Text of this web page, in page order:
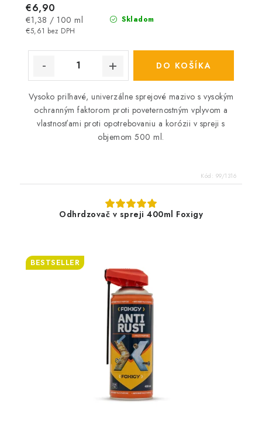
Skladom
€5,61 bez DPH
€6,90
Jednotková
cena:
€1,38 / 100 ml
DO KOŠÍKA
Vysoko priľnavé, univerzálne sprejové mazivo s vysokým
ochranným faktorom proti poveternostným vplyvom a
vlastnosťami proti opotrebovaniu a korózii v spreji s
objemom 500 ml.
Kód: 99/1316
Odhrdzovač v spreji 400ml Foxigy
BESTSELLER